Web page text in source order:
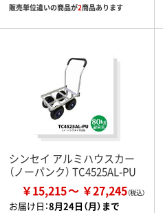
販売単位違いの商品が2商品あります
シンセイ アルミハウスカー
（ノーパンク） TC4525AL-PU
￥15,215 ￥27,245
お届け日：8月24日（月）まで